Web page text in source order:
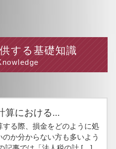
する基礎知識
算における...
する際、損金をどのように処
のか分からない方も多いよう